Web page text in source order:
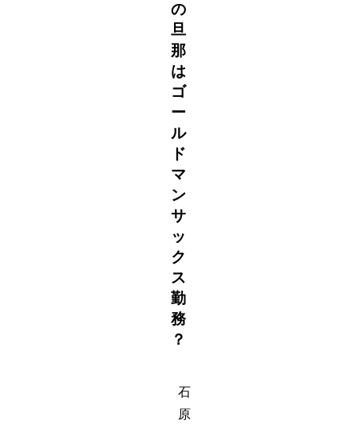
の
旦
那
は
ゴ
ー
ル
ド
マ
ン
サ
ッ
ク
ス
勤
務
？
石
原